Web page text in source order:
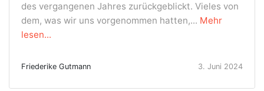
des vergangenen Jahres zurückgeblickt. Vieles von
dem, was wir uns vorgenommen hatten,... Mehr
lesen...
Friederike Gutmann 3. Juni 2024